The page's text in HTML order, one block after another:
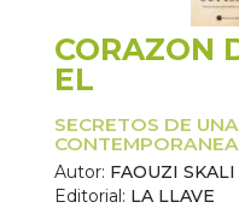
CORAZON
EL
SECRETOS DE
CONTEMPORANEA
Autor: FAOUZI SKALI
Editorial: LA LLAVE